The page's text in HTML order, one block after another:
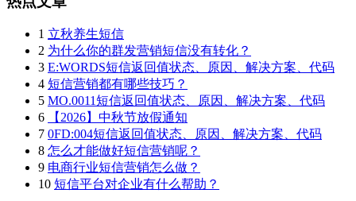
1 立秋养生短信
2 为什么你的群发营销短信没有转化？
3 E:WORDS短信返回值状态、原因、解决方案、代码
4 短信营销都有哪些技巧？
5 MO.0011短信返回值状态、原因、解决方案、代码
6
【2026】中秋节放假通知
7 0FD:004短信返回值状态、原因、解决方案、代码
8 怎么才能做好短信营销呢？
9 电商行业短信营销怎么做？
10 短信平台对企业有什么帮助？